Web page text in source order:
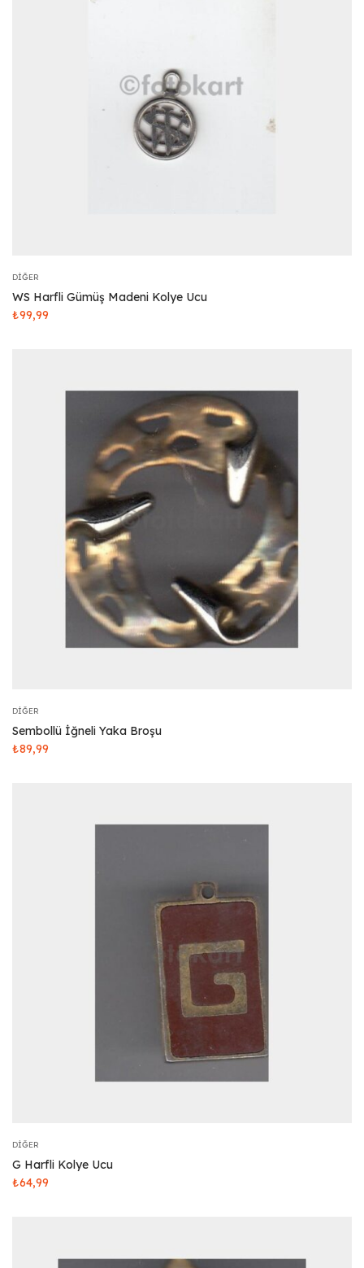
DIĞER
WS Harfli Gümüş Madeni Kolye Ucu
₺99,99
DIĞER
Sembollü İğneli Yaka Broşu
₺89,99
DIĞER
G Harfli Kolye Ucu
₺64,99